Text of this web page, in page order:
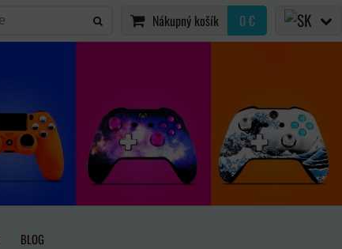
Nákupný košík 0 €
BLOG